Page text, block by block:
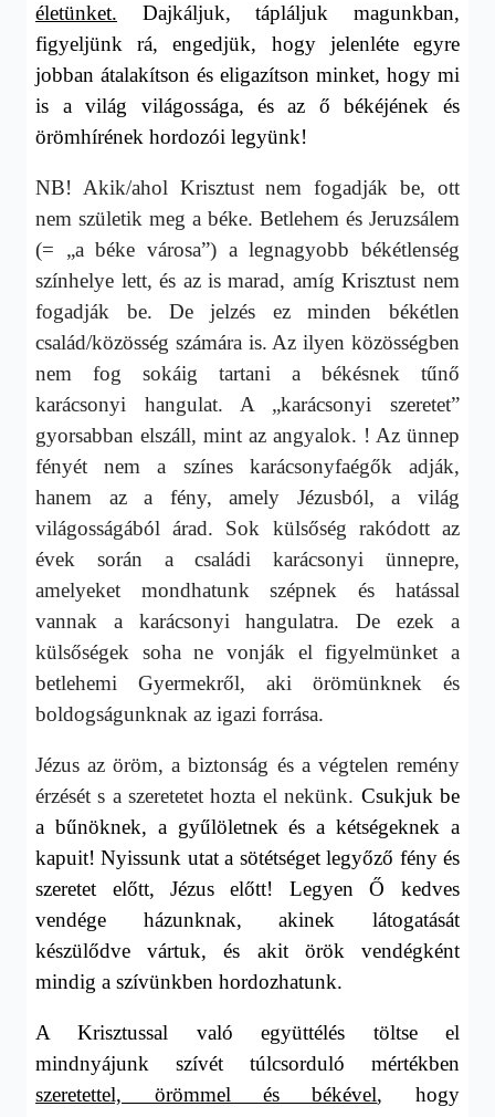
életünket.
Dajkáljuk, tápláljuk magunkban,
figyeljünk rá, engedjük, hogy jelenléte egyre
jobban átalakítson és eligazítson minket, hogy mi
is a világ világossága, és az ő békéjének és
örömhírének hordozói legyünk!
NB! Akik/ahol Krisztust nem fogadják be, ott
nem születik meg a béke. Betlehem és Jeruzsálem
(= „a béke városa”) a legnagyobb békétlenség
színhelye lett, és az is marad, amíg Krisztust nem
fogadják be. De jelzés ez minden békétlen
család/közösség számára is. Az ilyen közösségben
nem fog sokáig tartani a békésnek tűnő
karácsonyi hangulat. A „karácsonyi szeretet”
gyorsabban elszáll, mint az angyalok. ! Az ünnep
fényét nem a színes karácsonyfaégők adják,
hanem az a fény, amely Jézusból, a világ
világosságából árad. Sok külsőség rakódott az
évek során a családi karácsonyi ünnepre,
amelyeket mondhatunk szépnek és hatással
vannak a karácsonyi hangulatra. De ezek a
külsőségek soha ne vonják el figyelmünket a
betlehemi Gyermekről, aki örömünknek és
boldogságunknak az igazi forrása.
Jézus az öröm, a biztonság és a végtelen remény
érzését s a szeretetet hozta el nekünk. Csukjuk be
a bűnöknek, a gyűlöletnek és a kétségeknek a
kapuit! Nyissunk utat a sötétséget legyőző fény és
szeretet előtt, Jézus előtt! Legyen Ő kedves
vendége házunknak, akinek látogatását
készülődve vártuk, és akit örök vendégként
mindig a szívünkben hordozhatunk.
A Krisztussal való együttélés töltse el
mindnyájunk szívét túlcsorduló mértékben
szeretettel, örömmel és békével, hogy